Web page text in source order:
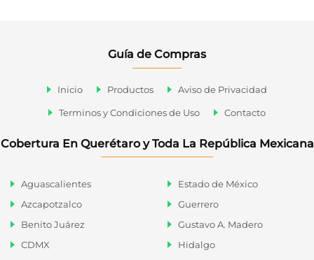
Guía de Compras
Inicio Productos Aviso de Privacidad
Terminos y Condiciones de Uso Contacto
Cobertura En Querétaro y Toda La República Mexicana
Aguascalientes
Azcapotzalco
Benito Juárez
CDMX
Estado de México
Guerrero
Gustavo A. Madero
Hidalgo